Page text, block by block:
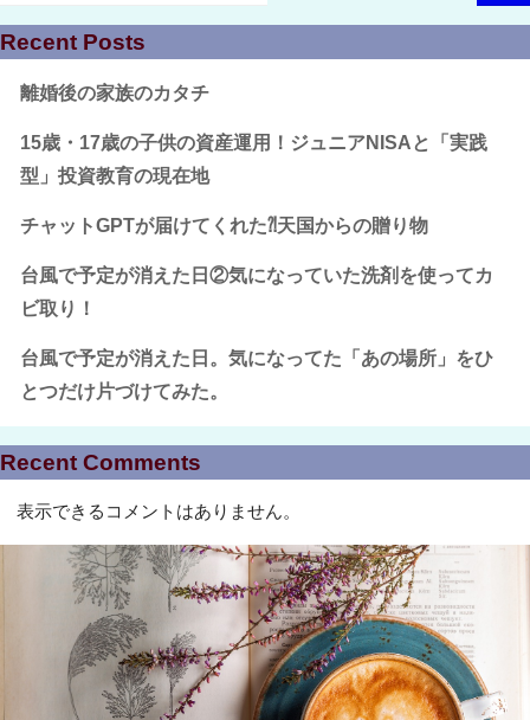
Recent Posts
離婚後の家族のカタチ
15歳・17歳の子供の資産運用！ジュニアNISAと「実践
型」投資教育の現在地
チャットGPTが届けてくれた⁈天国からの贈り物
台風で予定が消えた日②気になっていた洗剤を使ってカ
ビ取り！
台風で予定が消えた日。気になってた「あの場所」をひ
とつだけ片づけてみた。
Recent Comments
表示できるコメントはありません。